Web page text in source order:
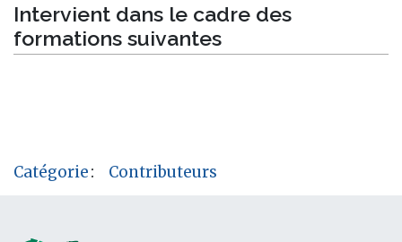
Intervient dans le cadre des
formations suivantes
Catégorie: Contributeurs